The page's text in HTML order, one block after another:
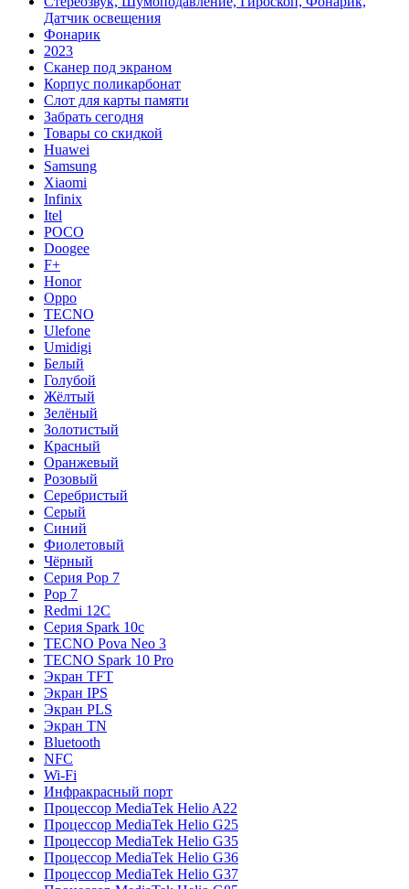
Датчик освещения
Фонарик
2023
Сканер под экраном
Корпус поликарбонат
Слот для карты памяти
Забрать сегодня
Товары со скидкой
Huawei
Samsung
Xiaomi
Infinix
Itel
POCO
Doogee
F+
Honor
Oppo
TECNO
Ulefone
Umidigi
Белый
Голубой
Жёлтый
Зелёный
Золотистый
Красный
Оранжевый
Розовый
Серебристый
Серый
Синий
Фиолетовый
Чёрный
Серия Pop 7
Pop 7
Redmi 12C
Серия Spark 10c
TECNO Pova Neo 3
TECNO Spark 10 Pro
Экран TFT
Экран IPS
Экран PLS
Экран TN
Bluetooth
NFC
Wi-Fi
Инфракрасный порт
Процессор MediaTek Helio A22
Процессор MediaTek Helio G25
Процессор MediaTek Helio G35
Процессор MediaTek Helio G36
Процессор MediaTek Helio G37